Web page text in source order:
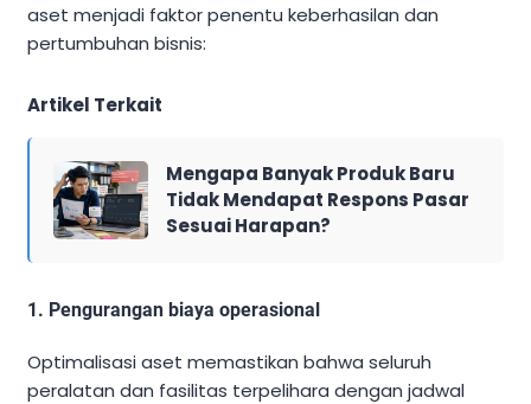
aset menjadi faktor penentu keberhasilan dan
pertumbuhan bisnis:
Artikel Terkait
Mengapa Banyak Produk Baru
Tidak Mendapat Respons Pasar
Sesuai Harapan?
1. Pengurangan biaya operasional
Optimalisasi aset memastikan bahwa seluruh
peralatan dan fasilitas terpelihara dengan jadwal